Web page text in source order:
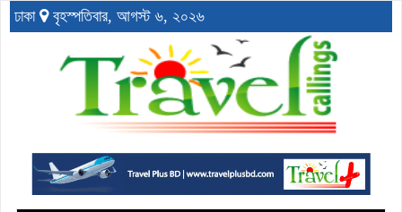
ঢাকা বৃহস্পতিবার, আগস্ট ৬, ২০২৬